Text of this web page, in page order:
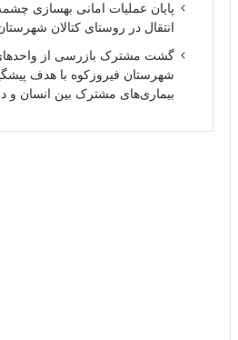
پایان عملیات امانی بهسازی
انتقال در روستای کتالان
گشت مشترک بازرسی از واحدهای
شهرستان فیروزکوه با هدف
بیماری‌های مشترک بین انسان و